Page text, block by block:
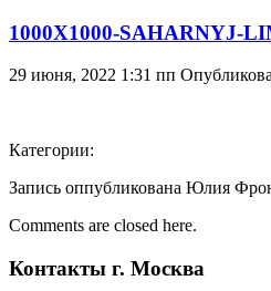
1000X1000-SAHARNYJ-
29 июня, 2022 1:31 пп
Категории:
Запись оппубликована Юлия
Comments are closed here.
Контакты г. Москва